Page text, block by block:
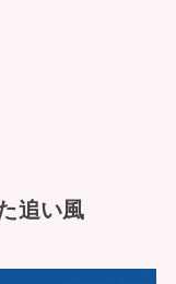
追い風